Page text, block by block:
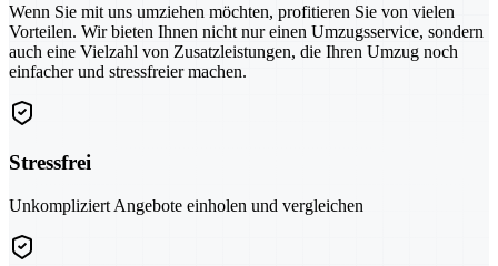
Wenn Sie mit uns umziehen möchten, profitieren Sie von vielen
Vorteilen. Wir bieten Ihnen nicht nur einen Umzugsservice, sondern
auch eine Vielzahl von Zusatzleistungen, die Ihren Umzug noch
einfacher und stressfreier machen.
Stressfrei
Unkompliziert Angebote einholen und vergleichen